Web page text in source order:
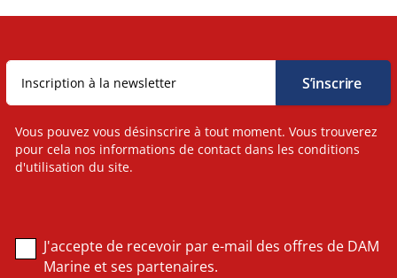
Vous pouvez vous désinscrire à tout moment. Vous trouverez
pour cela nos informations de contact dans les conditions
d'utilisation du site.
J'accepte de recevoir par e-mail des offres de DAM
Marine et ses partenaires.